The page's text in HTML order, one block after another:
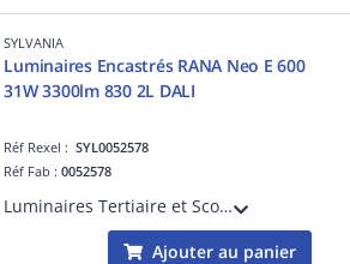
SYLVANIA
Luminaires Encastrés RANA Neo E 600
31W 3300lm 830 2L DALI
Réf Rexel :SYL0052578
Réf Fab :0052578
Luminaires Tertiaire et Scolaire Encastrés - RANA NEO Luminaire LED encastré 600x600mm 31W 3300lm 830 2 Lignes DALI
Ajouter au panier